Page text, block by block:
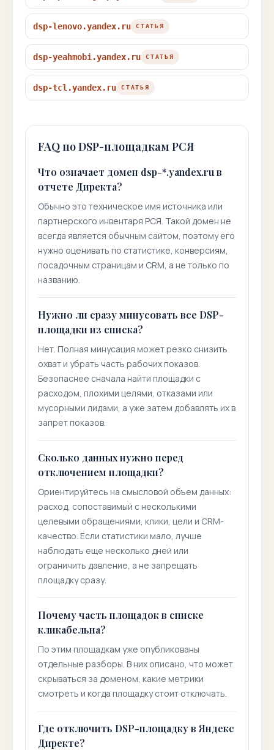
dsp-lenovo.yandex.ru СТАТЬЯ
dsp-yeahmobi.yandex.ru СТАТЬЯ
dsp-tcl.yandex.ru СТАТЬЯ
FAQ по DSP-площадкам РСЯ
Что означает домен dsp-*.yandex.ru в
отчете Директа?
Обычно это техническое имя источника или
партнерского инвентаря РСЯ. Такой домен не
всегда является обычным сайтом, поэтому его
нужно оценивать по статистике, конверсиям,
посадочным страницам и CRM, а не только по
названию.
Нужно ли сразу минусовать все DSP-
площадки из списка?
Нет. Полная минусация может резко снизить
охват и убрать часть рабочих показов.
Безопаснее сначала найти площадки с
расходом, плохими целями, отказами или
мусорными лидами, а уже затем добавлять их в
запрет показов.
Сколько данных нужно перед
отключением площадки?
Ориентируйтесь на смысловой объем данных:
расход, сопоставимый с несколькими
целевыми обращениями, клики, цели и CRM-
качество. Если статистики мало, лучше
наблюдать еще несколько дней или
ограничить давление, а не запрещать
площадку сразу.
Почему часть площадок в списке
кликабельна?
По этим площадкам уже опубликованы
отдельные разборы. В них описано, что может
скрываться за доменом, какие метрики
смотреть и когда площадку стоит отключать.
Где отключить DSP-площадку в Яндекс
Директе?